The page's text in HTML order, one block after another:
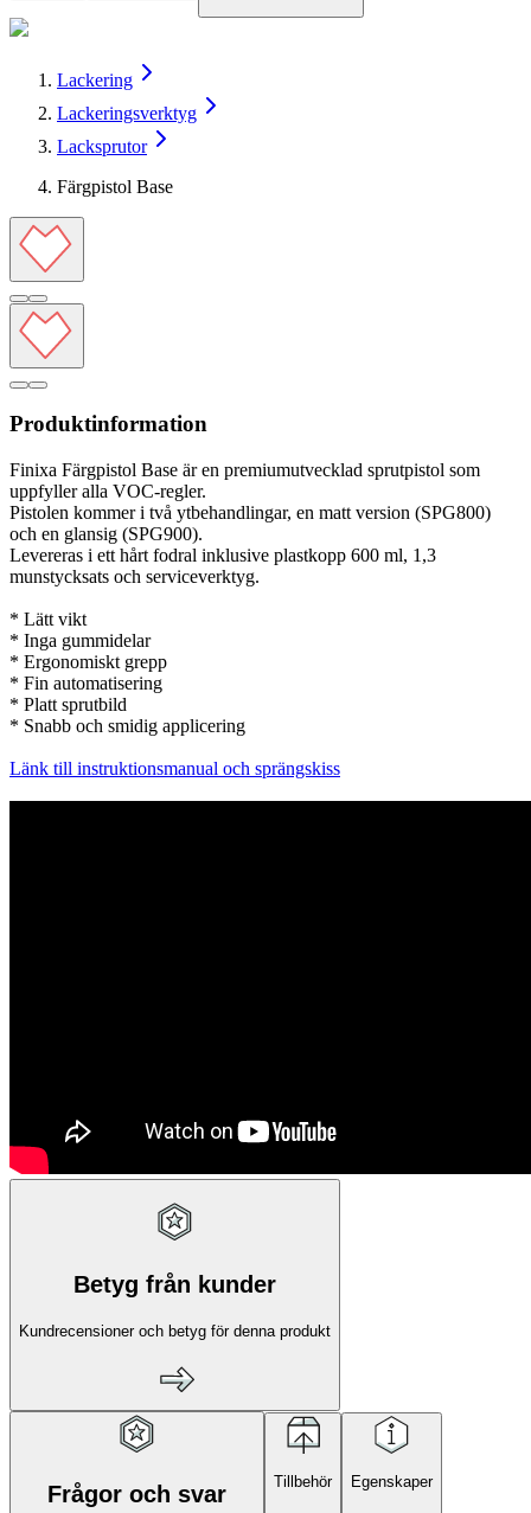
Lackering
Lackeringsverktyg
Lacksprutor
Färgpistol Base
Produktinformation
Finixa Färgpistol Base är en premiumutvecklad sprutpistol som
uppfyller alla VOC-regler.
Pistolen kommer i två ytbehandlingar, en matt version (SPG800)
och en glansig (SPG900).
Levereras i ett hårt fodral inklusive plastkopp 600 ml, 1,3
munstycksats och serviceverktyg.
* Lätt vikt
* Inga gummidelar
* Ergonomiskt grepp
* Fin automatisering
* Platt sprutbild
* Snabb och smidig applicering
Länk till instruktionsmanual och sprängskiss
Betyg från kunder
Kundrecensioner och betyg för denna produkt
Frågor och svar Tillbehör Egenskaper